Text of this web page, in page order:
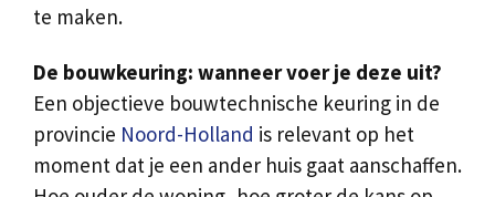
te maken.
De bouwkeuring: wanneer voer je deze uit?
Een objectieve bouwtechnische keuring in de
provincie Noord-Holland is relevant op het
moment dat je een ander huis gaat aanschaffen.